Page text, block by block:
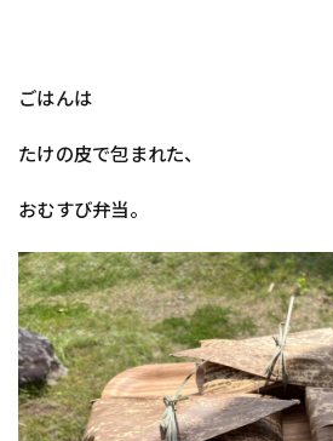
ごはんは
たけの皮で包まれた、
おむすび弁当。